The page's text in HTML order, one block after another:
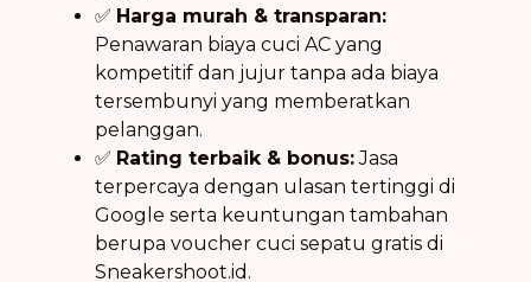
✅ Harga murah & transparan:
Penawaran biaya cuci AC yang
kompetitif dan jujur tanpa ada biaya
tersembunyi yang memberatkan
pelanggan.
✅ Rating terbaik & bonus:Jasa
terpercaya dengan ulasan tertinggi di
Google serta keuntungan tambahan
berupa voucher cuci sepatu gratis di
Sneakershoot.id.